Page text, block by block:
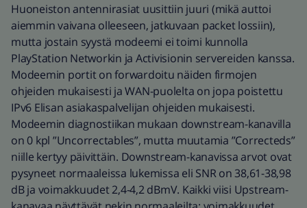
Huoneiston antennirasiat uusittiin juuri (mikä auttoi
aiemmin vaivana olleeseen, jatkuvaan packet lossiin),
mutta jostain syystä modeemi ei toimi kunnolla
PlayStation Networkin ja Activisionin servereiden kanssa.
Modeemin portit on forwardoitu näiden firmojen
ohjeiden mukaisesti ja WAN-puolelta on jopa poistettu
IPv6 Elisan asiakaspalvelijan ohjeiden mukaisesti.
Modeemin diagnostiikan mukaan downstream-kanavilla
on 0 kpl ”Uncorrectables”, mutta muutamia ”Correcteds”
niille kertyy päivittäin. Downstream-kanavissa arvot ovat
pysyneet normaaleissa lukemissa eli SNR on 38,61-38,98
dB ja voimakkuudet 2,4-4,2 dBmV. Kaikki viisi Upstream-